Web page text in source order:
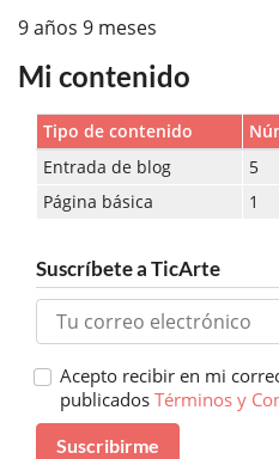
9 años 9 meses
Mi contenido
Tipo de contenido
Entrada de blog
5
Página básica
1
Suscríbete a TicArte
Acepto recibir en mi
publicados Términos y